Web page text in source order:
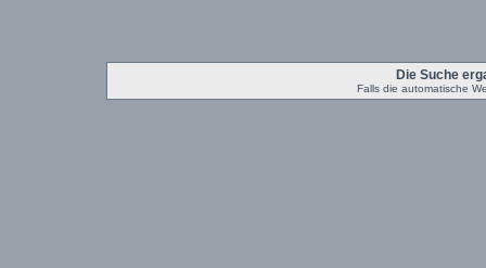
Die Suche
Falls die automatische